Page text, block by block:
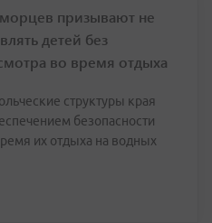
призывают не
детей без
во время отдыха
структуры края
безопасности
их отдыха на водных